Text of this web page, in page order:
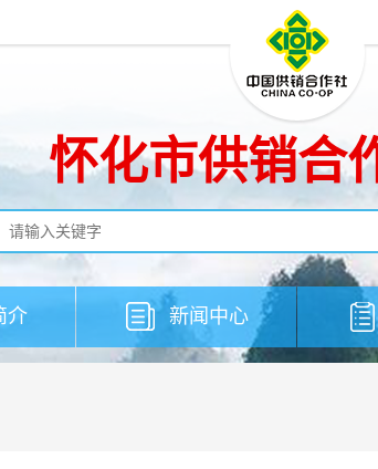
怀化市供销合
介 新闻中心